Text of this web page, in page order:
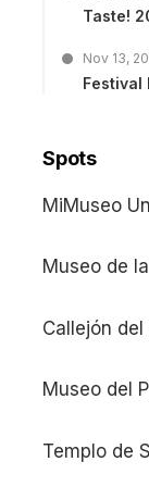
Taste!
Nov 13,
Festival
Spots
MiMuseo
Museo de
Callejón del
Museo del
Templo de